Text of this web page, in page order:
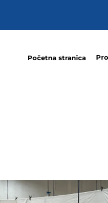
Početna stranica